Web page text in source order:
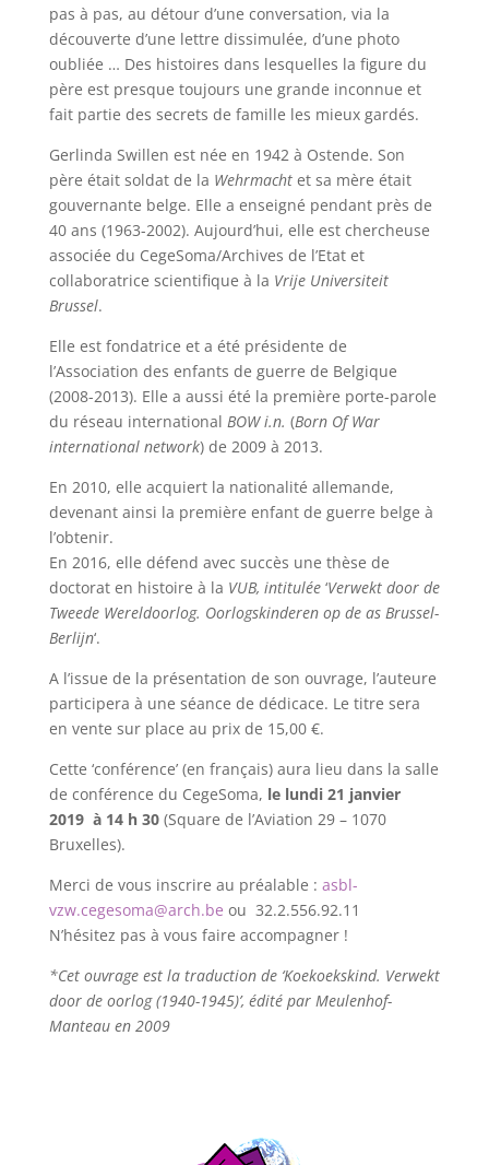
pas à pas, au détour d’une conversation, via la
découverte d’une lettre dissimulée, d’une photo
oubliée … Des histoires dans lesquelles la figure du
père est presque toujours une grande inconnue et
fait partie des secrets de famille les mieux gardés.
Gerlinda Swillen est née en 1942 à Ostende. Son
père était soldat de la Wehrmachtet sa mère était
gouvernante belge. Elle a enseigné pendant près de
40 ans (1963-2002). Aujourd’hui, elle est chercheuse
associée du CegeSoma/Archives de l’Etat et
collaboratrice scientifique à la Vrije Universiteit
Brussel.
Elle est fondatrice et a été présidente de
l’Association des enfants de guerre de Belgique
(2008-2013). Elle a aussi été la première porte-parole
du réseau international BOW i.n. (Born Of War
international network) de 2009 à 2013.
En 2010, elle acquiert la nationalité allemande,
devenant ainsi la première enfant de guerre belge à
l’obtenir.
En 2016, elle défend avec succès une thèse de
doctorat en histoire à la VUB, intitulée‘Verwekt door de
Tweede Wereldoorlog. Oorlogskinderen op de as Brussel-
Berlijn‘.
A l’issue de la présentation de son ouvrage, l’auteure
participera à une séance de dédicace. Le titre sera
en vente sur place au prix de 15,00 €.
Cette ‘conférence’ (en français) aura lieu dans la salle
de conférence du CegeSoma, le lundi 21 janvier
2019 à 14 h 30(Square de l’Aviation 29 – 1070
Bruxelles).
Merci de vous inscrire au préalable : asbl-
vzw.cegesoma@arch.be ou 32.2.556.92.11
N’hésitez pas à vous faire accompagner !
*Cet ouvrage est la traduction de ‘Koekoekskind. Verwekt
door de oorlog (1940-1945)’, édité par Meulenhof-
Manteau en 2009